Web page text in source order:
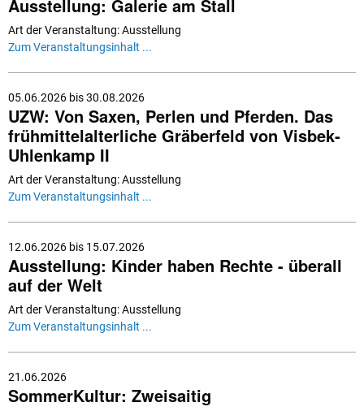
Ausstellung: Galerie am Stall
Art der Veranstaltung: Ausstellung
Zum Veranstaltungsinhalt ...
05.06.2026 bis 30.08.2026
UZW: Von Saxen, Perlen und Pferden. Das
frühmittelalterliche Gräberfeld von Visbek-
Uhlenkamp II
Art der Veranstaltung: Ausstellung
Zum Veranstaltungsinhalt ...
12.06.2026 bis 15.07.2026
Ausstellung: Kinder haben Rechte - überall
auf der Welt
Art der Veranstaltung: Ausstellung
Zum Veranstaltungsinhalt ...
21.06.2026
SommerKultur: Zweisaitig